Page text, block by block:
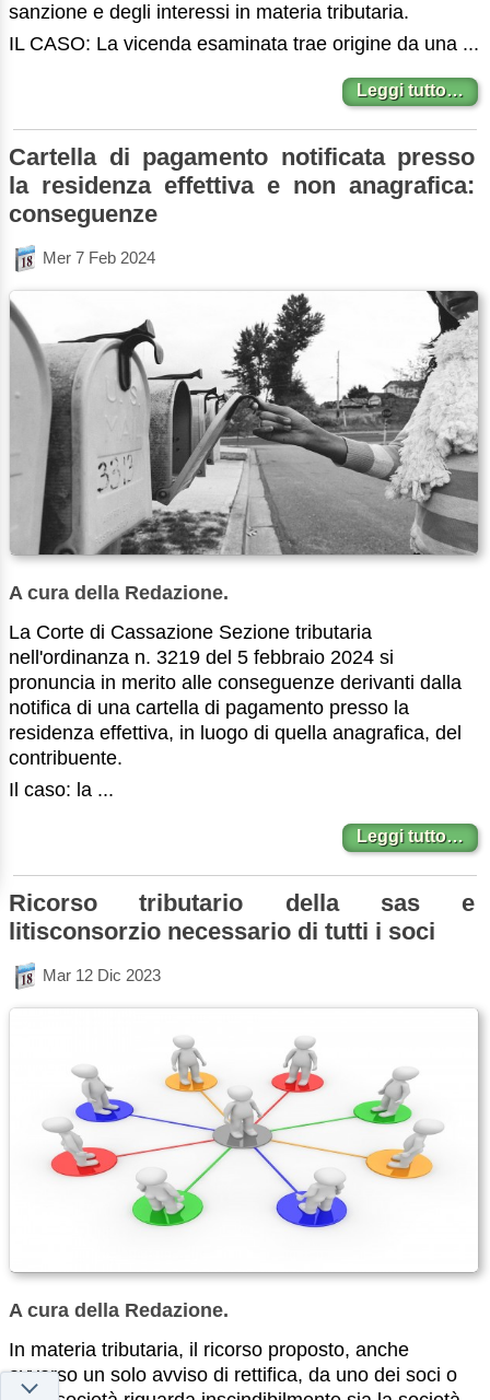
sanzione e degli interessi in materia tributaria.
IL CASO: La vicenda esaminata trae origine da una ...
Leggi tutto…
Cartella di pagamento notificata presso
la residenza effettiva e non anagrafica:
conseguenze
Mer 7 Feb 2024
A cura della Redazione.
La Corte di Cassazione Sezione tributaria
nell'ordinanza n. 3219 del 5 febbraio 2024 si
pronuncia in merito alle conseguenze derivanti dalla
notifica di una cartella di pagamento presso la
residenza effettiva, in luogo di quella anagrafica, del
contribuente.
Il caso: la ...
Leggi tutto…
Ricorso tributario della sas e
litisconsorzio necessario di tutti i soci
Mar 12 Dic 2023
A cura della Redazione.
In materia tributaria, il ricorso proposto, anche
avverso un solo avviso di rettifica, da uno dei soci o